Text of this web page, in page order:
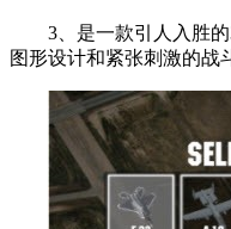
3、是一款引人入胜的
图形设计和紧张刺激的战